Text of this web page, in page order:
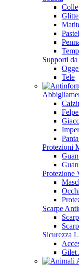
Colle
Supporti
Tele
Protezioni
Protezione
Scarpe
Sicurezza
Gilet